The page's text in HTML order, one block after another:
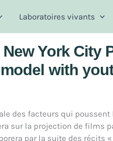
Laboratoires vivants
York City
with
des facteurs qui
sur la projection de films
par la suite des récits